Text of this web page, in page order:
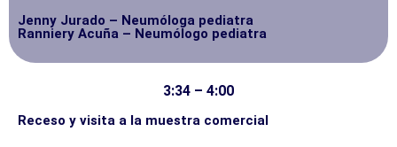
Jenny Jurado – Neumóloga pediatra
Ranniery Acuña – Neumólogo pediatra
3:34 – 4:00
Receso y visita a la muestra comercial